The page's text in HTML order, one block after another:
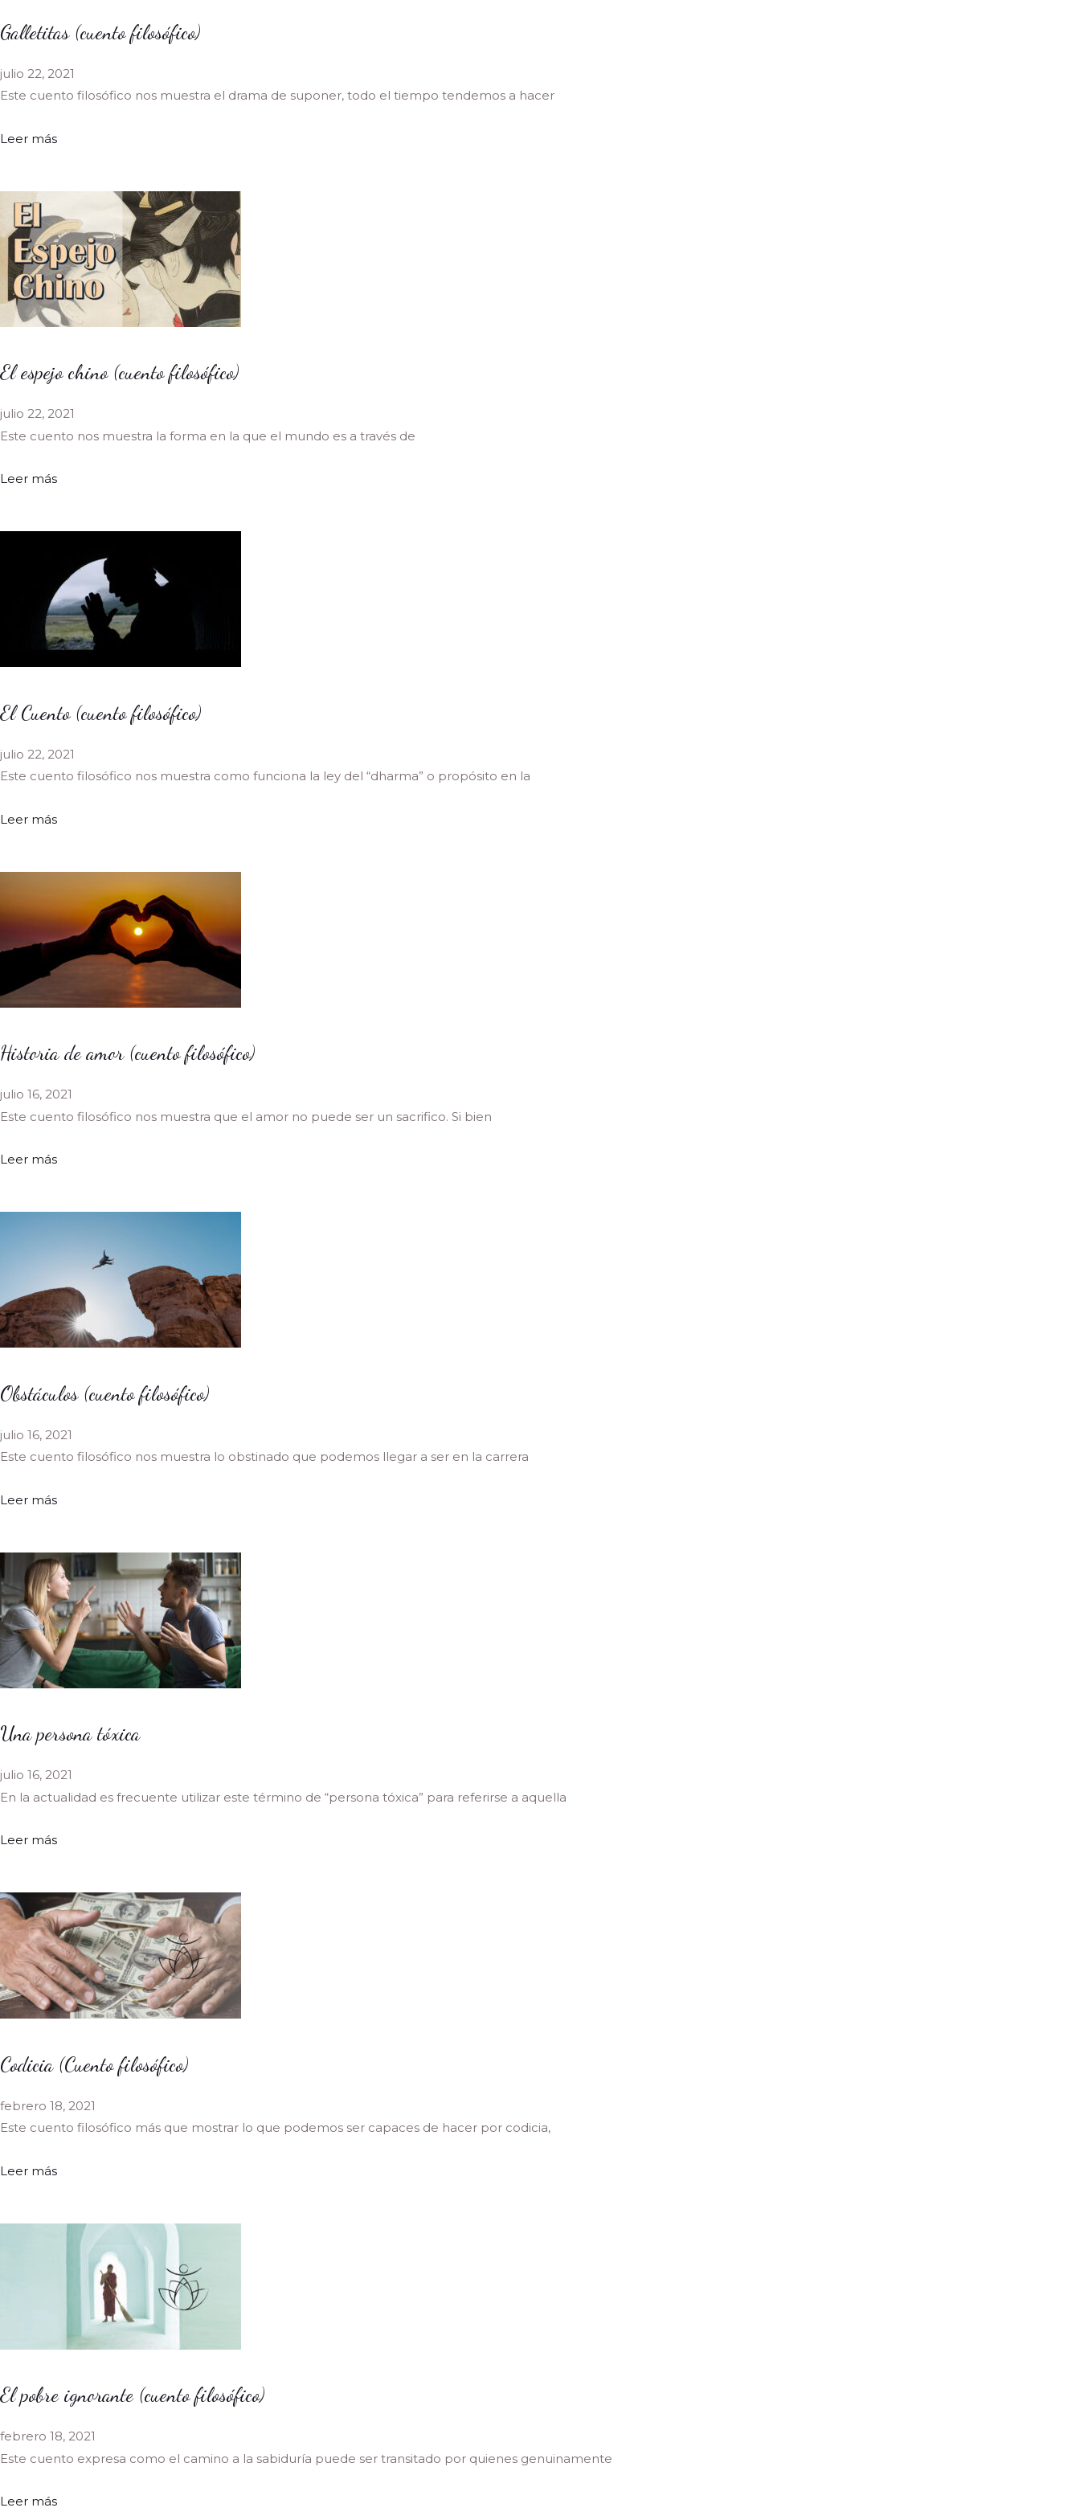
Galletitas (cuento filosófico)
julio 22, 2021
Este cuento filosófico nos muestra el drama de suponer, todo el tiempo tendemos a hacer
Leer más
El espejo chino (cuento filosófico)
julio 22, 2021
Este cuento nos muestra la forma en la que el mundo es a través de
Leer más
El Cuento (cuento filosófico)
julio 22, 2021
Este cuento filosófico nos muestra como funciona la ley del “dharma” o propósito en la
Leer más
Historia de amor (cuento filosófico)
julio 16, 2021
Este cuento filosófico nos muestra que el amor no puede ser un sacrifico. Si bien
Leer más
Obstáculos (cuento filosófico)
julio 16, 2021
Este cuento filosófico nos muestra lo obstinado que podemos llegar a ser en la carrera
Leer más
Una persona tóxica
julio 16, 2021
En la actualidad es frecuente utilizar este término de “persona tóxica” para referirse a aquella
Leer más
Codicia (Cuento filosófico)
febrero 18, 2021
Este cuento filosófico más que mostrar lo que podemos ser capaces de hacer por codicia,
Leer más
El pobre ignorante (cuento filosófico)
febrero 18, 2021
Este cuento expresa como el camino a la sabiduría puede ser transitado por quienes genuinamente
Leer más